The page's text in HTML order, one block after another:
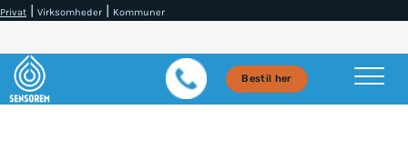
Privat | Virksomheder | Kommuner
Bestil her